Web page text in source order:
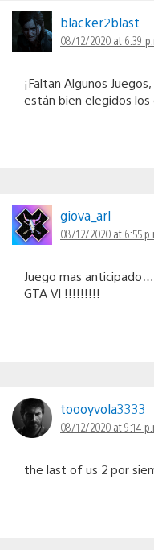
blacker2blast
08/12/2020 at 6:39
¡Faltan Algunos
están bien elegidos los
giova_arl
08/12/2020 at 6:55
Juego mas anticipado…
GTA VI !!!!!!!!!
toooyvola3333
08/12/2020 at 9:14
the last of us 2 por